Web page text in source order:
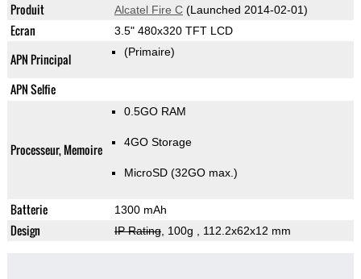
Produit Alcatel Fire C(Launched 2014-02-01)
Ecran 3.5" 480x320 TFT LCD
APN Principal (Primaire)
APN Selfie
Processeur, Memoire
0.5GO RAM
4GO Storage
MicroSD (32GO max.)
Batterie 1300 mAh
Design IP Rating, 100g , 112.2x62x12 mm